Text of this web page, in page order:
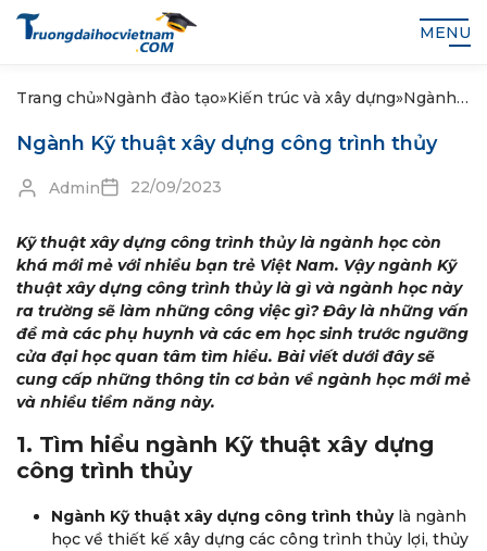
MENU
Trang chủ»Ngành đào tạo»Kiến trúc và xây dựng»Ngành
xây
thủy
Ngành Kỹ thuật xây dựng công trình thủy
Admin 22/09/2023
Kỹ thuật xây dựng công trình thủy là ngành học còn
khá mới mẻ với nhiều bạn trẻ Việt Nam. Vậy ngành Kỹ
thuật xây dựng công trình thủy là gì và ngành học này
ra trường sẽ làm những công việc gì? Đây là những vấn
đề mà các phụ huynh và các em học sinh trước ngưỡng
cửa đại học quan tâm tìm hiểu. Bài viết dưới đây sẽ
cung cấp những thông tin cơ bản về ngành học mới mẻ
và nhiều tiềm năng này.
1. Tìm hiểu ngành Kỹ thuật xây dựng
công trình thủy
Ngành Kỹ thuật xây dựng công trình thủylà ngành
học về thiết kế xây dựng các công trình thủy lợi, thủy